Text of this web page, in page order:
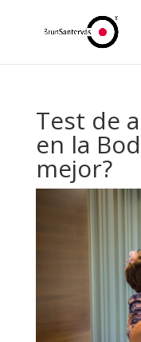
Test de
en la
mejor?